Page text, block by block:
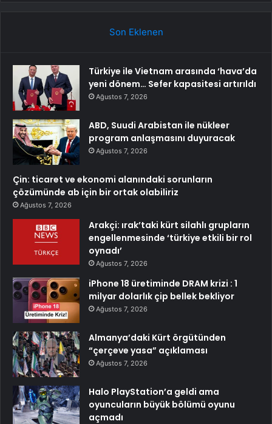
Son Eklenen
Türkiye ile Vietnam arasında ‘hava’da
yeni dönem… Sefer kapasitesi artırıldı
Ağustos 7, 2026
ABD, Suudi Arabistan ile nükleer
program anlaşmasını duyuracak
Ağustos 7, 2026
Çin: ticaret ve ekonomi alanındaki sorunların
çözümünde ab için bir ortak olabiliriz
Ağustos 7, 2026
Arakçi: ırak’taki kürt silahlı grupların
engellenmesinde ‘türkiye etkili bir rol
oynadı’
Ağustos 7, 2026
iPhone 18 üretiminde DRAM krizi : 1
milyar dolarlık çip bellek bekliyor
Ağustos 7, 2026
Almanya’daki Kürt örgütünden
“çerçeve yasa” açıklaması
Ağustos 7, 2026
Halo PlayStation’a geldi ama
oyuncuların büyük bölümü oyunu
açmadı